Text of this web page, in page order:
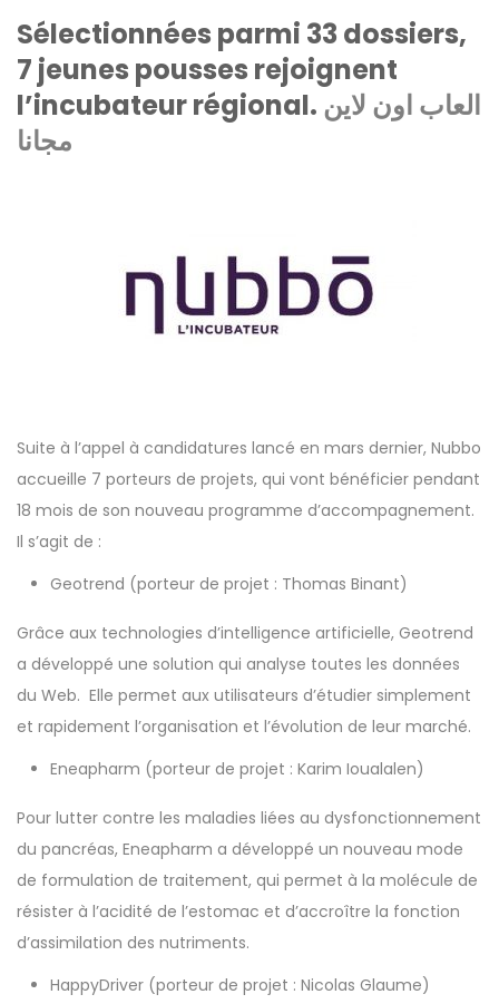
Sélectionnées parmi 33 dossiers,
7 jeunes pousses rejoignent
l’incubateur régional. العاب اون لاين
مجانا
Suite à l’appel à candidatures lancé en mars dernier, Nubbo
accueille 7 porteurs de projets, qui vont bénéficier pendant
18 mois de son nouveau programme d’accompagnement.
Il s’agit de :
Geotrend (porteur de projet : Thomas Binant)
Grâce aux technologies d’intelligence artificielle, Geotrend
a développé une solution qui analyse toutes les données
du Web. Elle permet aux utilisateurs d’étudier simplement
et rapidement l’organisation et l’évolution de leur marché.
Eneapharm (porteur de projet : Karim Ioualalen)
Pour lutter contre les maladies liées au dysfonctionnement
du pancréas, Eneapharm a développé un nouveau mode
de formulation de traitement, qui permet à la molécule de
résister à l’acidité de l’estomac et d’accroître la fonction
d’assimilation des nutriments.
HappyDriver (porteur de projet : Nicolas Glaume)